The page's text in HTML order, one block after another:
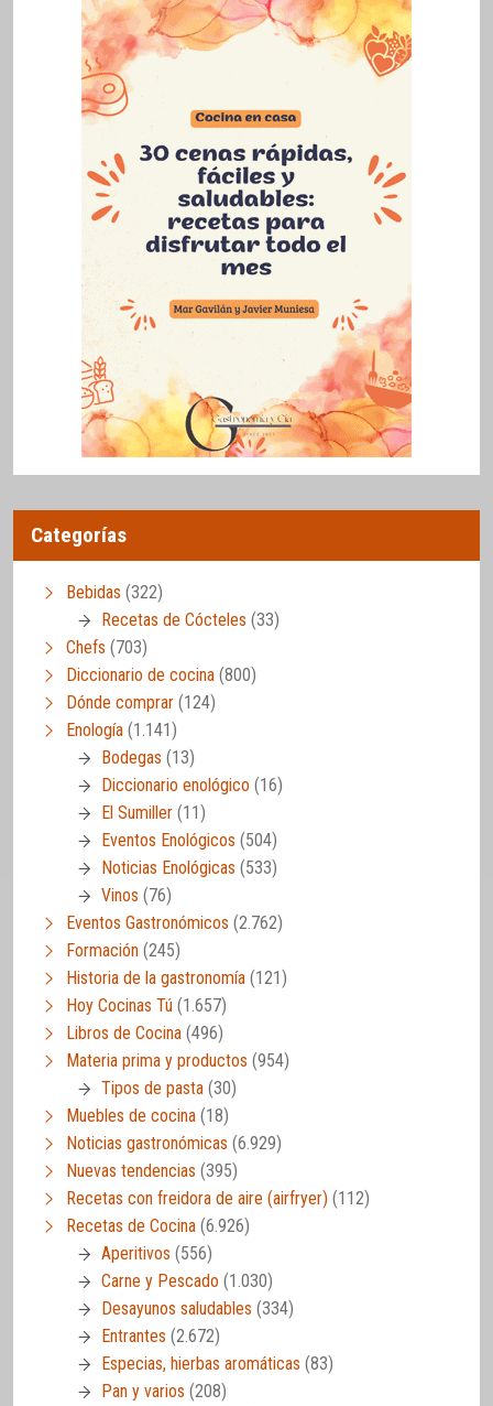
Categorías
Bebidas (322)
Recetas de Cócteles (33)
Chefs (703)
Diccionario de cocina (800)
Dónde comprar (124)
Enología (1.141)
Bodegas (13)
Diccionario enológico (16)
El Sumiller (11)
Eventos Enológicos (504)
Noticias Enológicas (533)
Vinos (76)
Eventos Gastronómicos (2.762)
Formación (245)
Historia de la gastronomía (121)
Hoy Cocinas Tú (1.657)
Libros de Cocina (496)
Materia prima y productos (954)
Tipos de pasta (30)
Muebles de cocina (18)
Noticias gastronómicas (6.929)
Nuevas tendencias (395)
Recetas con freidora de aire (airfryer) (112)
Recetas de Cocina (6.926)
Aperitivos (556)
Carne y Pescado (1.030)
Desayunos saludables (334)
Entrantes (2.672)
Especias, hierbas aromáticas (83)
Pan y varios (208)